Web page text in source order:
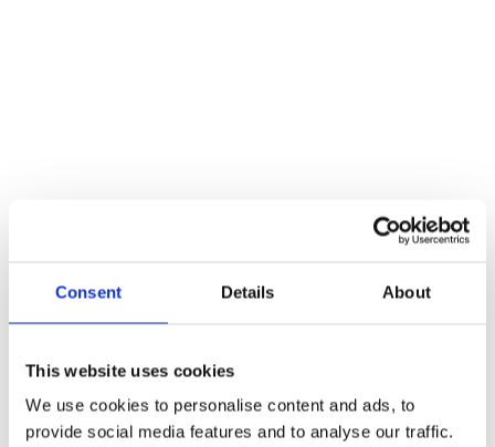
Consent Details About
This website uses cookies
We use cookies to personalise content and ads, to
provide social media features and to analyse our traffic.